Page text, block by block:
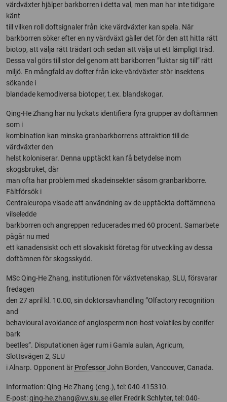
värdväxter hjälper barkborren i detta val, men man har inte tidigare
känt
till vilken roll doftsignaler från icke värdväxter kan spela. När
barkborren söker efter en ny värdväxt gäller det för den att hitta rätt
biotop, att välja rätt trädart och sedan att välja ut ett lämpligt träd.
Dessa val görs till stor del genom att barkborren ”luktar sig till” rätt
miljö. En mångfald av dofter från icke-värdväxter stör insektens
sökande i
blandade kemodiversa biotoper, t.ex. blandskogar.
Qing-He Zhang har nu lyckats identifiera fyra grupper av doftämnen
som i
kombination kan minska granbarkborrens attraktion till de
värdväxter den
helst koloniserar. Denna upptäckt kan få betydelse inom
skogsbruket, där
man ofta har problem med skadeinsekter såsom granbarkborre.
Fältförsök i
Centraleuropa visade att användning av de upptäckta doftämnena
vilseledde
barkborren och angreppen reducerades med 60 procent. Samarbete
pågår nu med
ett kanadensiskt och ett slovakiskt företag för utveckling av dessa
doftämnen för skogsskydd.
MSc Qing-He Zhang, institutionen för växtvetenskap, SLU, försvarar
fredagen
den 27 april kl. 10.00, sin doktorsavhandling ”Olfactory recognition
and
behavioural avoidance of angiosperm non-host volatiles by conifer
bark
beetles”. Disputationen äger rum i Gamla aulan, Agricum,
Slottsvägen 2, SLU
i Alnarp. Opponent är ProfessorJohn Borden, Vancouver, Canada.
Information: Qing-He Zhang (eng.), tel: 040-415310.
E-post:qing-he.zhang@vv.slu.seeller Fredrik Schlyter, tel: 040-